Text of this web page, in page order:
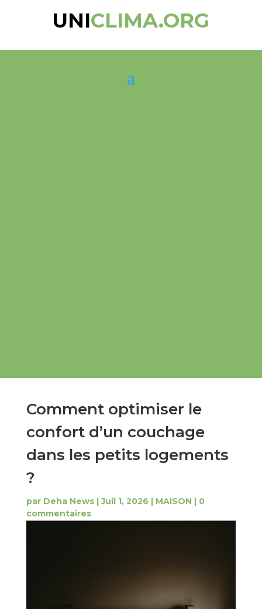
UNICLIMA.ORG
Comment optimiser le
confort d’un couchage
dans les petits logements
?
par Deha News|Juil 1, 2026 | MAISON | 0
commentaires